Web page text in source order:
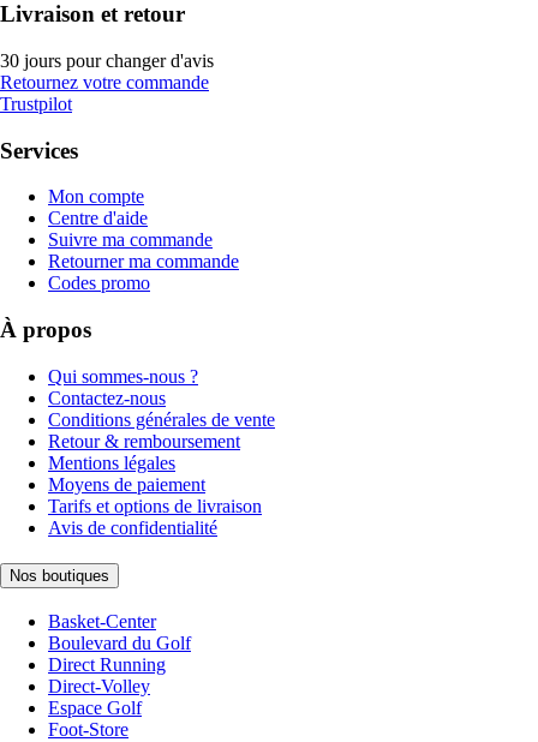
Livraison et retour
30 jours pour changer d'avis
Retournez votre commande
Trustpilot
Services
Mon compte
Centre d'aide
Suivre ma commande
Retourner ma commande
Codes promo
À propos
Qui sommes-nous ?
Contactez-nous
Conditions générales de vente
Retour & remboursement
Mentions légales
Moyens de paiement
Tarifs et options de livraison
Avis de confidentialité
Nos boutiques
Basket-Center
Boulevard du Golf
Direct Running
Direct-Volley
Espace Golf
Foot-Store